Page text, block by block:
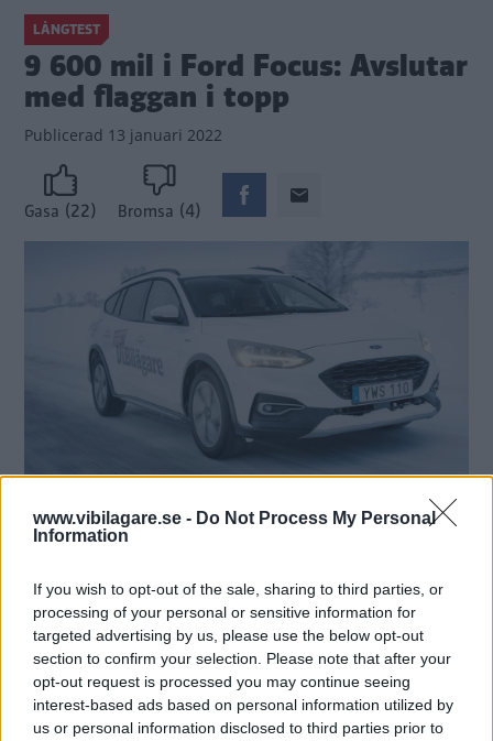
www.vibilagare.se - Do Not Process My Personal
Information
If you wish to opt-out of the sale, sharing to third parties, or
processing of your personal or sensitive information for
targeted advertising by us, please use the below opt-out
section to confirm your selection. Please note that after your
opt-out request is processed you may continue seeing
interest-based ads based on personal information utilized by
us or personal information disclosed to third parties prior to
LÅNGTEST
9 600 mil i Ford Focus: Avslutar
med flaggan i topp
Publicerad 13 januari 2022
Gasa (22) Bromsa (4)
Efter en strulig start som ny har Fords lågpriskombi
Focus visat sig vara en enklare bil att leva med som
nästan 10 000 mil på tre år.
Långtestrapport efter 9 600 mil på svenska
vägar
Detta ska du se upp med inför
begagnatköpet